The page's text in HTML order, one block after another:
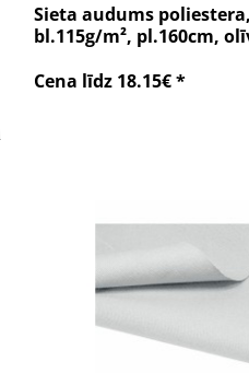
Sieta audums poliestera,
bl.115g/m², pl.160cm,
Cena līdz 18.15€ *